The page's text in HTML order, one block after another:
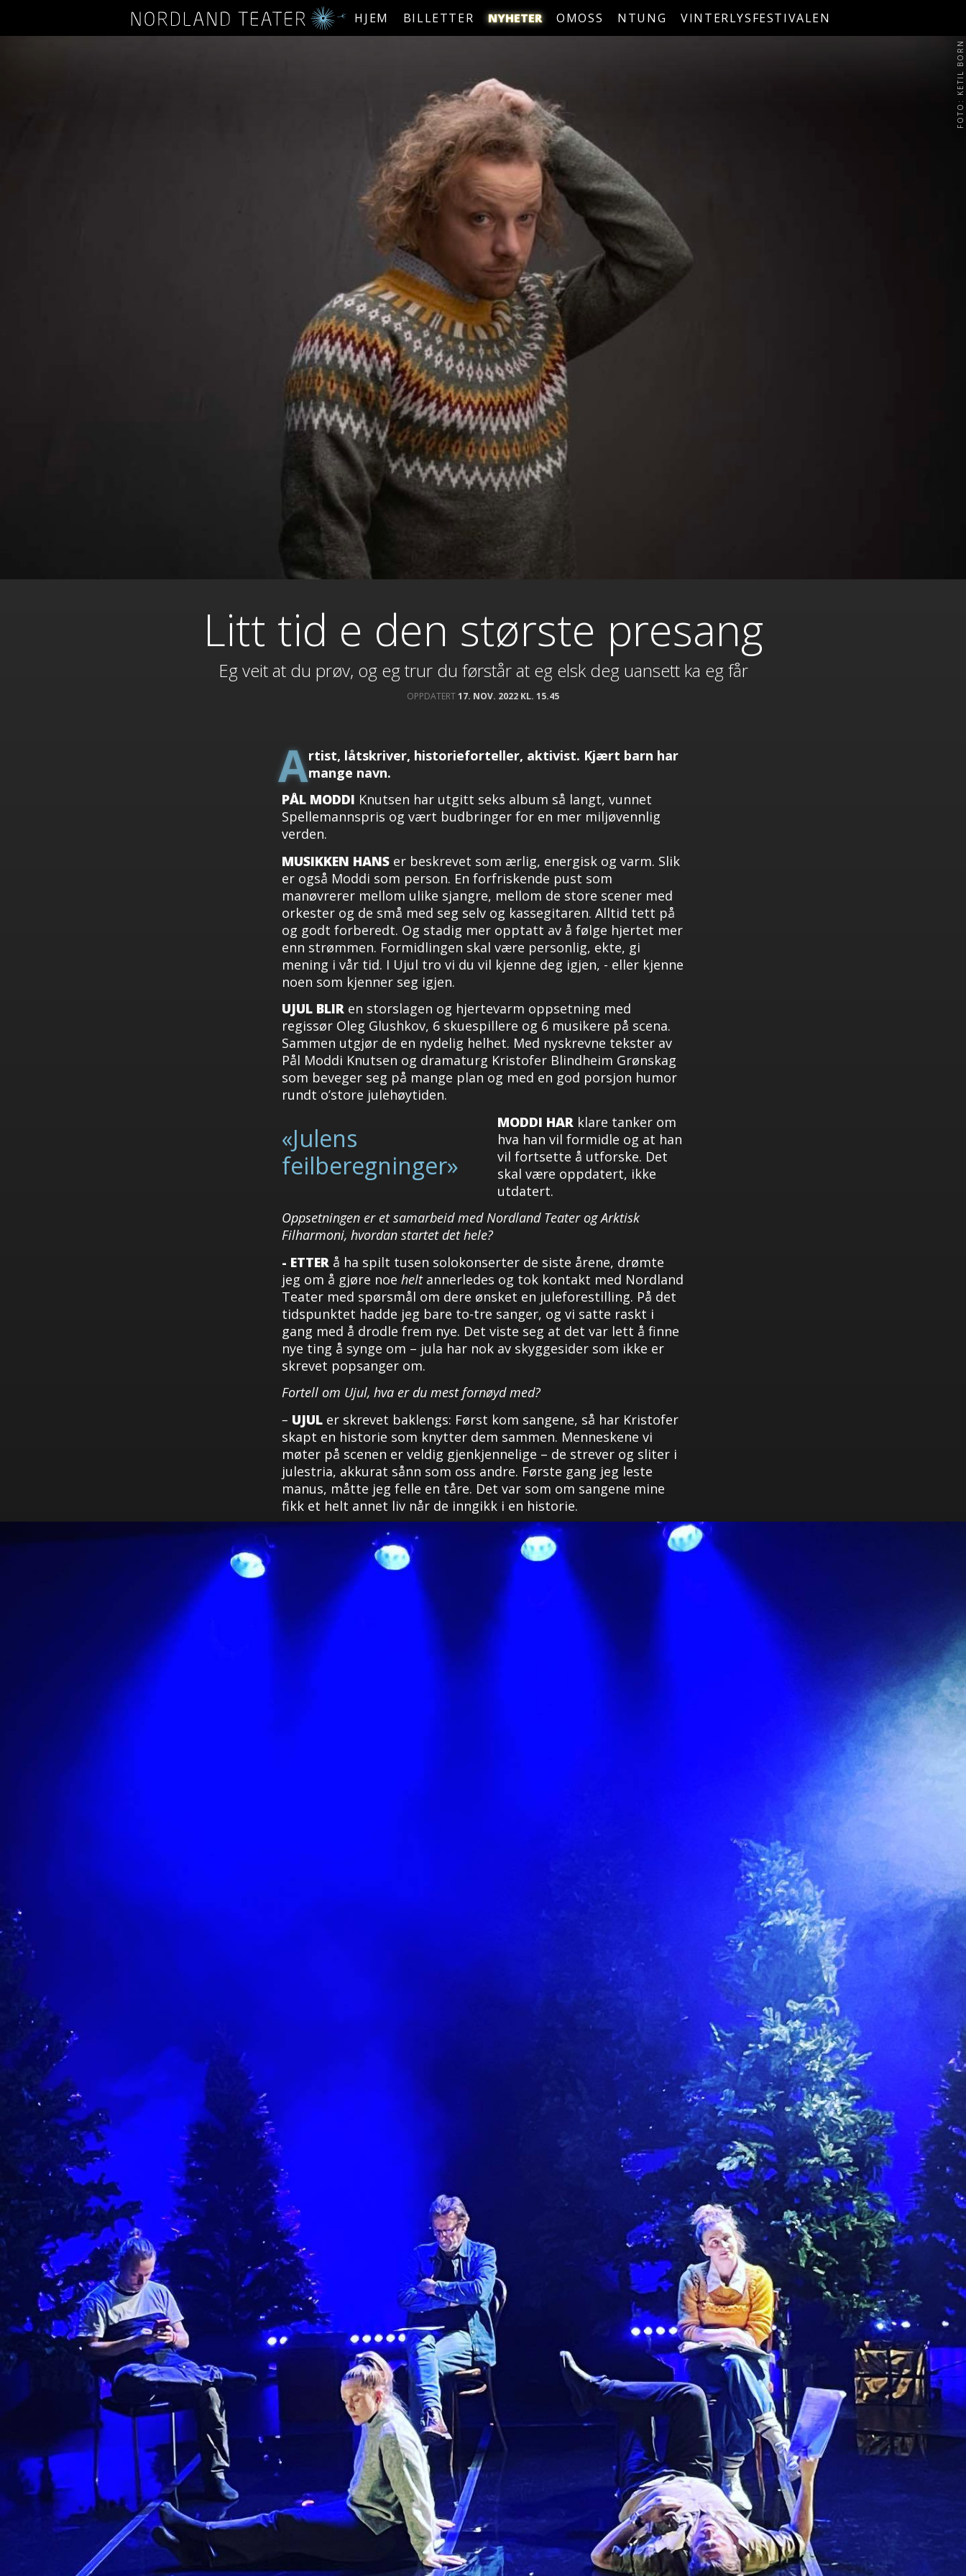
HJEM BILLETTER NYHETER OMOSS NTUNG VINTERLYSFESTIVALEN
FOTO: KETIL BORN
Litt tid e den største presang
Eg veit at du prøv, og eg trur du førstår at eg elsk deg uansett ka eg får
OPPDATERT17. NOV. 2022 KL. 15.45
Artist, låtskriver, historieforteller, aktivist. Kjært barn har
mange navn.
PÅL MODDI Knutsen har utgitt seks album så langt, vunnet
Spellemannspris og vært budbringer for en mer miljøvennlig
verden.
MUSIKKEN HANS er beskrevet som ærlig, energisk og varm. Slik
er også Moddi som person. En forfriskende pust som
manøvrerer mellom ulike sjangre, mellom de store scener med
orkester og de små med seg selv og kassegitaren. Alltid tett på
og godt forberedt. Og stadig mer opptatt av å følge hjertet mer
enn strømmen. Formidlingen skal være personlig, ekte, gi
mening i vår tid. I Ujul tro vi du vil kjenne deg igjen, - eller kjenne
noen som kjenner seg igjen.
UJUL BLIR en storslagen og hjertevarm oppsetning med
regissør Oleg Glushkov, 6 skuespillere og 6 musikere på scena.
Sammen utgjør de en nydelig helhet. Med nyskrevne tekster av
Pål Moddi Knutsen og dramaturg Kristofer Blindheim Grønskag
som beveger seg på mange plan og med en god porsjon humor
rundt o’store julehøytiden.
«Julens
feilberegninger»
MODDI HAR klare tanker om
hva han vil formidle og at han
vil fortsette å utforske. Det
skal være oppdatert, ikke
utdatert.
Oppsetningen er et samarbeid med Nordland Teater og Arktisk
Filharmoni, hvordan startet det hele?
- ETTER å ha spilt tusen solokonserter de siste årene, drømte
jeg om å gjøre noe heltannerledes og tok kontakt med Nordland
Teater med spørsmål om dere ønsket en juleforestilling. På det
tidspunktet hadde jeg bare to-tre sanger, og vi satte raskt i
gang med å drodle frem nye. Det viste seg at det var lett å finne
nye ting å synge om – jula har nok av skyggesider som ikke er
skrevet popsanger om.
Fortell om Ujul, hva er du mest fornøyd med?
– UJUL er skrevet baklengs: Først kom sangene, så har Kristofer
skapt en historie som knytter dem sammen. Menneskene vi
møter på scenen er veldig gjenkjennelige – de strever og sliter i
julestria, akkurat sånn som oss andre. Første gang jeg leste
manus, måtte jeg felle en tåre. Det var som om sangene mine
fikk et helt annet liv når de inngikk i en historie.